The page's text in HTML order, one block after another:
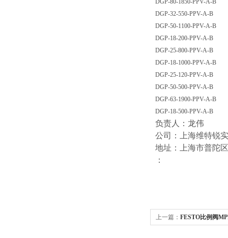
DGP-80-1850-PPV-A-B
DGP-32-550-PPV-A-B
DGP-50-1100-PPV-A-B
DGP-18-200-PPV-A-B
DGP-25-800-PPV-A-B
DGP-18-1000-PPV-A-B
DGP-25-120-PPV-A-B
DGP-50-500-PPV-A-B
DGP-63-1900-PPV-A-B
DGP-18-500-PPV-A-B
负责人：龙伟
公司：上海维特锐
地址：上海市普陀
：
上一篇： FESTO比例阀